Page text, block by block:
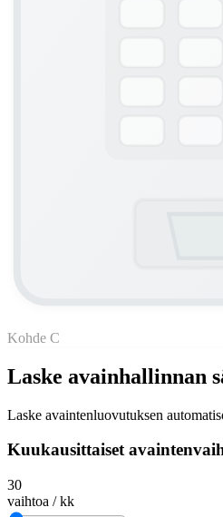
Kohde C
Laske avainhallinnan
Laske avaintenluovutuksen
Kuukausittaiset
30
vaihtoa / kk